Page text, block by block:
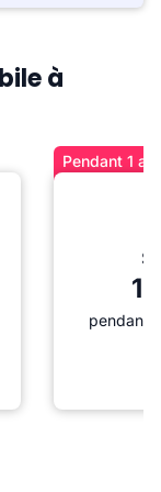
à
Pendant 1
pendant